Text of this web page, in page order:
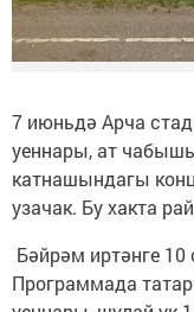
7 июньдә Арча
уеннары, ат
катнашындагы
узачак. Бу хакта
Бәйрәм иртәнге 10
Программада